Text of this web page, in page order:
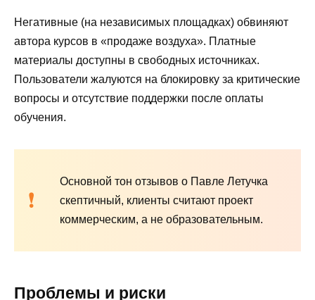
Негативные (на независимых площадках) обвиняют
автора курсов в «продаже воздуха». Платные
материалы доступны в свободных источниках.
Пользователи жалуются на блокировку за критические
вопросы и отсутствие поддержки после оплаты
обучения.
Основной тон отзывов о Павле Летучка
скептичный, клиенты считают проект
коммерческим, а не образовательным.
Проблемы и риски